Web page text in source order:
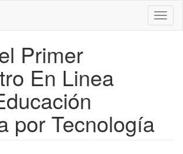
Primer
En Linea
por Tecnología